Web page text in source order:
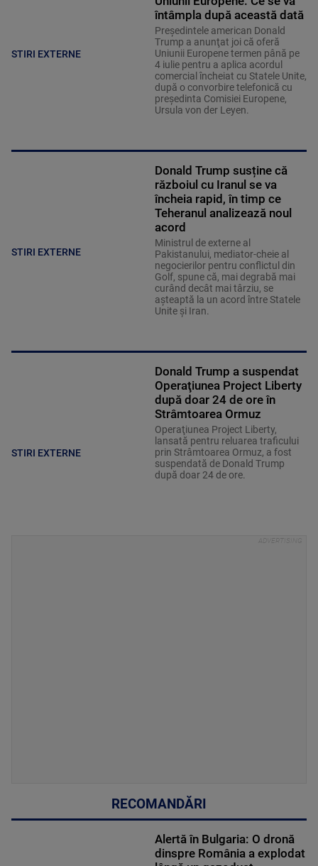
STIRI EXTERNE
întâmpla după această dată
Preşedintele american Donald
Trump a anunţat joi că oferă
Uniunii Europene termen până pe
4 iulie pentru a aplica acordul
comercial încheiat cu Statele Unite,
după o convorbire telefonică cu
preşedinta Comisiei Europene,
Ursula von der Leyen.
STIRI EXTERNE
Donald Trump susține că
războiul cu Iranul se va
încheia rapid, în timp ce
Teheranul analizează noul
acord
Ministrul de externe al
Pakistanului, mediator-cheie al
negocierilor pentru conflictul din
Golf, spune că, mai degrabă mai
curând decât mai târziu, se
așteaptă la un acord între Statele
Unite și Iran.
STIRI EXTERNE
Donald Trump a suspendat
Operaţiunea Project Liberty
după doar 24 de ore în
Strâmtoarea Ormuz
Operaţiunea Project Liberty,
lansată pentru reluarea traficului
prin Strâmtoarea Ormuz, a fost
suspendată de Donald Trump
după doar 24 de ore.
RECOMANDĂRI
Alertă în Bulgaria: O dronă
dinspre România a explodat